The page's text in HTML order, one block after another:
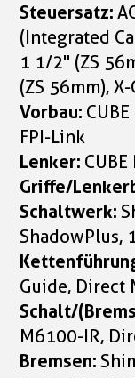
Steuersatz:
(Integrated
1 1/2" (ZS
(ZS 56mm),
Vorbau:
FPI-Link
Lenker:
Griffe/
Schaltwerk:
ShadowPlus,
Guide, Direct
Schalt/
M6100-IR,
Bremsen: